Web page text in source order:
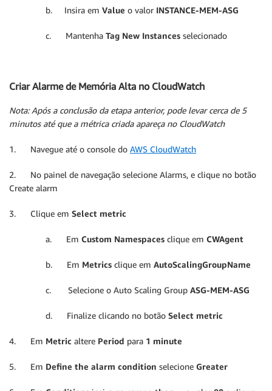
b. Insira em Value o valor INSTANCE-MEM-ASG
c. Mantenha Tag New Instances selecionado
Criar Alarme de Memória Alta no CloudWatch
Nota: Após a conclusão da etapa anterior, pode levar cerca de 5
minutos até que a métrica criada apareça no CloudWatch
1. Navegue até o console do AWS CloudWatch
2. No painel de navegação selecione Alarms, e clique no botão
Create alarm
3. Clique em Select metric
a. Em Custom Namespaces clique em CWAgent
b. Em Metrics clique em AutoScalingGroupName
c. Selecione o Auto Scaling Group ASG-MEM-ASG
d. Finalize clicando no botão Select metric
4. Em Metric altere Period para 1 minute
5. Em Define the alarm condition selecione Greater